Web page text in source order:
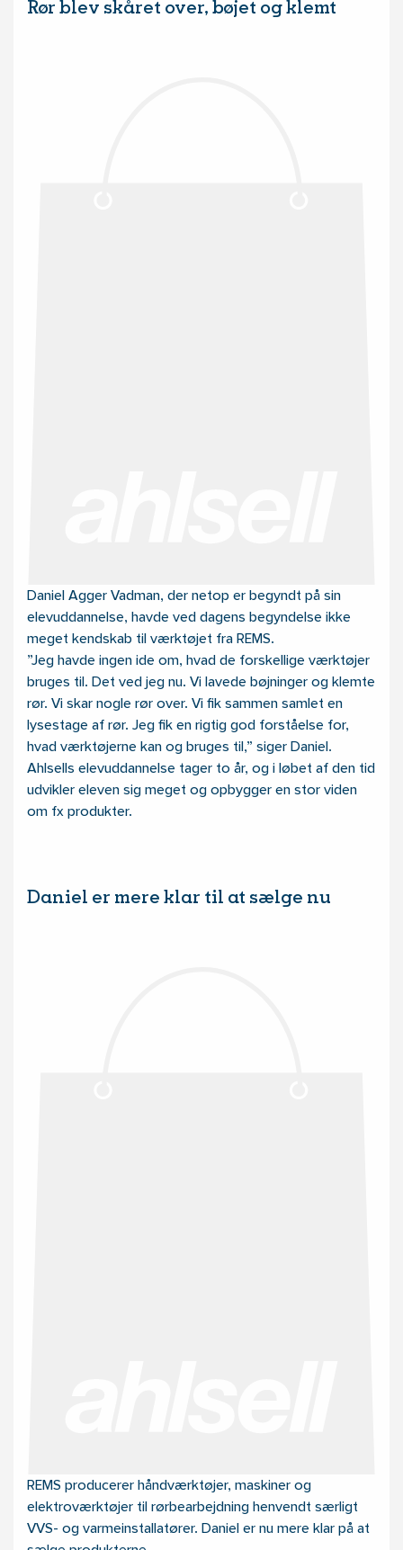
Rør blev skåret over, bøjet og klemt
Daniel Agger Vadman, der netop er begyndt på sin
elevuddannelse, havde ved dagens begyndelse ikke
meget kendskab til værktøjet fra REMS.
”Jeg havde ingen ide om, hvad de forskellige værktøjer
bruges til. Det ved jeg nu. Vi lavede bøjninger og klemte
rør. Vi skar nogle rør over. Vi fik sammen samlet en
lysestage af rør. Jeg fik en rigtig god forståelse for,
hvad værktøjerne kan og bruges til,” siger Daniel.
Ahlsells elevuddannelse tager to år, og i løbet af den tid
udvikler eleven sig meget og opbygger en stor viden
om fx produkter.
Daniel er mere klar til at sælge nu
REMS producerer håndværktøjer, maskiner og
elektroværktøjer til rørbearbejdning henvendt særligt
VVS- og varmeinstallatører. Daniel er nu mere klar på at